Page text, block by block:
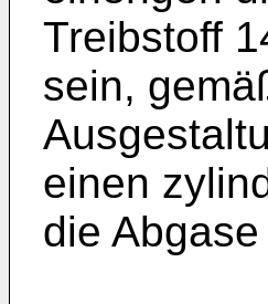
Treibstoff
sein,
einen
die